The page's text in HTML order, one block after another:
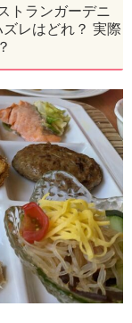
トランガーデニ
レはどれ？ 実際